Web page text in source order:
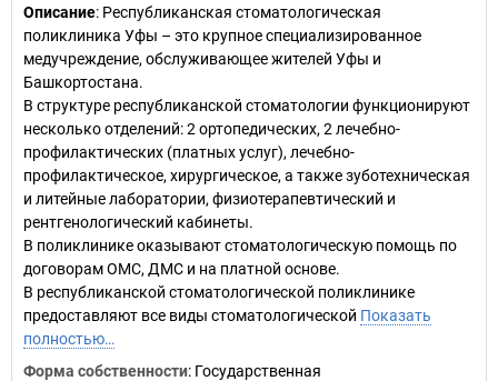
Описание: Республиканская стоматологическая
поликлиника Уфы – это крупное специализированное
медучреждение, обслуживающее жителей Уфы и
Башкортостана.
В структуре республиканской стоматологии функционируют
несколько отделений: 2 ортопедических, 2 лечебно-
профилактических (платных услуг), лечебно-
профилактическое, хирургическое, а также зуботехническая
и литейные лаборатории, физиотерапевтический и
рентгенологический кабинеты.
В поликлинике оказывают стоматологическую помощь по
договорам ОМС, ДМС и на платной основе.
В республиканской стоматологической поликлинике
предоставляют все виды стоматологической Показать
полностью…
Форма собственности: Государственная